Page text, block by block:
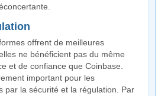
offrent de meilleures
ne bénéficient pas du même
et de confiance que Coinbase.
important pour les
par la sécurité et la régulation. Par